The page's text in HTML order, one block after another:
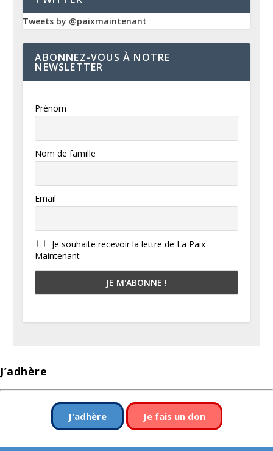
Tweets by @paixmaintenant
ABONNEZ-VOUS À NOTRE
NEWSLETTER
Prénom
Nom de famille
Email
Je souhaite recevoir la lettre de La Paix
Maintenant
J’adhère
J'adhère Je fais un don